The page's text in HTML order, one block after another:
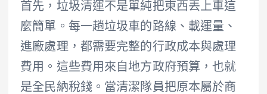
首先，垃圾清運不是單純把東西丟上車這
麼簡單。每一趟垃圾車的路線、載運量、
進廠處理，都需要完整的行政成本與處理
費用。這些費用來自地方政府預算，也就
是全民納稅錢。當清潔隊員把原本屬於商